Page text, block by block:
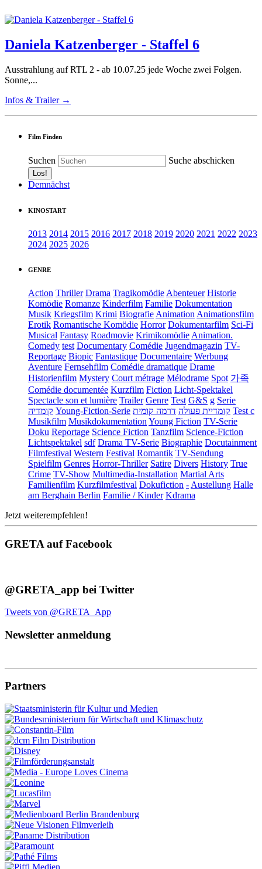
Daniela Katzenberger - Staffel 6
Ausstrahlung auf RTL 2 - ab 10.07.25 jede Woche zwei Folgen.
Sonne,...
Infos & Trailer →
Film Finden
Suchen Suche abschicken
Demnächst
KINOSTART
2013 2014 2015 2016 2017 2018 2019 2020 2021 2022 2023
2024 2025 2026
GENRE
Action Thriller Drama TragikomödieAbenteuer Historie
Komödie Romanze Kinderfilm Familie Dokumentation
Musik Kriegsfilm Krimi BiografieAnimationAnimationsfilm
Erotik Romantische Komödie Horror Dokumentarfilm Sci-Fi
Musical Fantasy Roadmovie KrimikomödieAnimation.
Comedy test Documentary Comédie Jugendmagazin TV-
Reportage Biopic Fantastique Documentaire Werbung
Aventure Fernsehfilm Comédie dramatique Drame
Historienfilm Mystery Court métrage Mélodrame Spot 가족
Comédie documentée Kurzfilm Fiction Licht-Spektakel
Spectacle son et lumière Trailer Genre Test G&S g Serie
קומדיה Young-Fiction-Serie קומדיית פעולה דרמה קומית
Test c
Musikfilm MusikdokumentationYoung Fiction TV-Serie
Doku Reportage Science Fiction Tanzfilm Science-Fiction
Lichtspektakel sdf Drama TV-Serie Biographie Docutainment
Filmfestival Western Festival Romantik TV-Sendung
Spielfilm Genres Horror-Thriller Satire Divers History True
Crime TV-Show Multimedia-Installation Martial Arts
Familienfilm Kurzfilmfestival Dokufiction -Austellung Halle
am Berghain Berlin Familie / Kinder Kdrama
Jetzt weiterempfehlen!
GRETA auf Facebook
@GRETA_app bei Twitter
Tweets von @GRETA_App
Newsletter anmeldung
Partners